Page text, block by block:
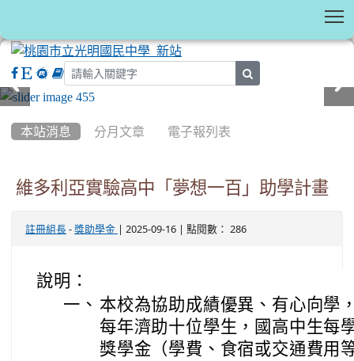
本站消息 分月文章 電子報列表
維多利亞實驗高中「夢想一百」助學計畫
註冊組長 - 獎助學金 | 2025-09-16 | 點閱數： 286
說明：
一、 本校為協助成績優異、有心向學
每年濟助十位學生，國高中生每
獎學金（學費、食宿或交通費用